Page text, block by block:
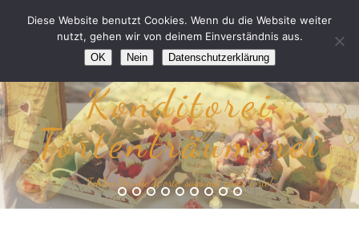
Konditorei
Tortenträumerei
“Fehlen Dir die Worte, sags mit einer Torte!”
Diese Website benutzt Cookies. Wenn du die Website weiter
nutzt, gehen wir von deinem Einverständnis aus.
OK Nein Datenschutzerklärung